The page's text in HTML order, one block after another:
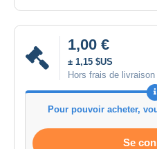
1,00 €
± 1,15 $US
Hors frais de
Pour pouvoir acheter,
Se